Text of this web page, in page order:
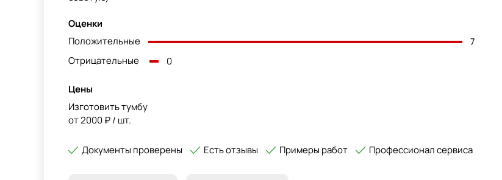
Оценки
Положительные
7
Отрицательные
0
Цены
Изготовить тумбу
от 2000 ₽ / шт.
Документы проверены Есть отзывы Примеры работ Профессионал сервиса